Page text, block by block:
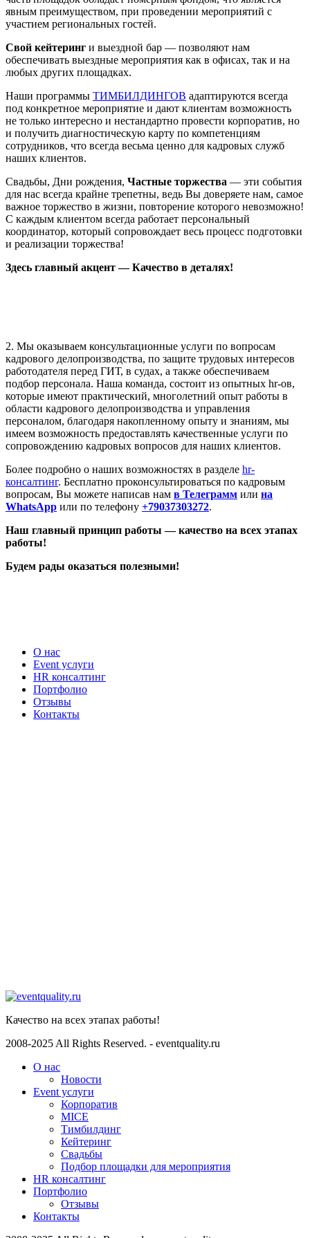
явным преимуществом, при проведении мероприятий с
участием региональных гостей.
Свой кейтеринг и выездной бар — позволяют нам
обеспечивать выездные мероприятия как в офисах, так и на
любых других площадках.
Наши программы ТИМБИЛДИНГОВ адаптируются всегда
под конкретное мероприятие и дают клиентам возможность
не только интересно и нестандартно провести корпоратив, но
и получить диагностическую карту по компетенциям
сотрудников, что всегда весьма ценно для кадровых служб
наших клиентов.
Свадьбы, Дни рождения, Частные торжества — эти события
для нас всегда крайне трепетны, ведь Вы доверяете нам, самое
важное торжество в жизни, повторение которого невозможно!
С каждым клиентом всегда работает персональный
координатор, который сопровождает весь процесс подготовки
и реализации торжества!
Здесь главный акцент — Качество в деталях!
2. Мы оказываем консультационные услуги по вопросам
кадрового делопроизводства, по защите трудовых интересов
работодателя перед ГИТ, в судах, а также обеспечиваем
подбор персонала. Наша команда, состоит из опытных hr-ов,
которые имеют практический, многолетний опыт работы в
области кадрового делопроизводства и управления
персоналом, благодаря накопленному опыту и знаниям, мы
имеем возможность предоставлять качественные услуги по
сопровождению кадровых вопросов для наших клиентов.
Более подробно о наших возможностях в разделе hr-
консалтинг. Бесплатно проконсультироваться по кадровым
вопросам, Вы можете написав нам в Телеграмм или на
WhatsApp или по телефону +79037303272.
Наш главный принцип работы — качество на всех этапах
работы!
Будем рады оказаться полезными!
О нас
Event услуги
HR консалтинг
Портфолио
Отзывы
Контакты
Качество на всех этапах работы!
2008-2025 All Rights Reserved. - eventquality.ru
О нас
Новости
Event услуги
Корпоратив
MICE
Тимбилдинг
Кейтеринг
Свадьбы
Подбор площадки для мероприятия
HR консалтинг
Портфолио
Отзывы
Контакты